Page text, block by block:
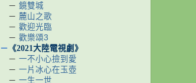
－ 鏡雙城
－ 麓山之歌
－ 歡迎光臨
－ 歡樂頌3
－ 《2021大陸電視劇》
－ 一不小心撿到愛
－ 一片冰心在玉壺
－ 一生一世